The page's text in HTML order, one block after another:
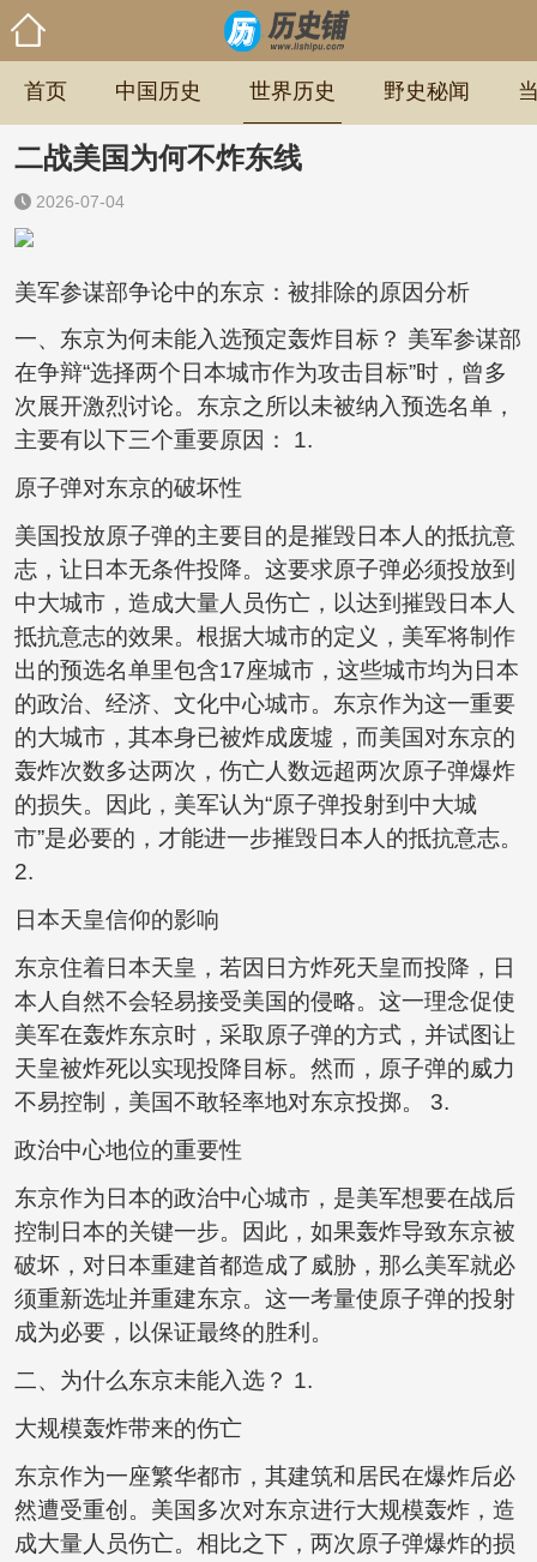
首页 中国历史 世界历史 野史秘闻
二战美国为何不炸东线
2026-07-04
美军参谋部争论中的东京：被排除的原因分析
一、东京为何未能入选预定轰炸目标？ 美军参谋部
在争辩“选择两个日本城市作为攻击目标”时，曾多
次展开激烈讨论。东京之所以未被纳入预选名单，
主要有以下三个重要原因： 1.
原子弹对东京的破坏性
美国投放原子弹的主要目的是摧毁日本人的抵抗意
志，让日本无条件投降。这要求原子弹必须投放到
中大城市，造成大量人员伤亡，以达到摧毁日本人
抵抗意志的效果。根据大城市的定义，美军将制作
出的预选名单里包含17座城市，这些城市均为日本
的政治、经济、文化中心城市。东京作为这一重要
的大城市，其本身已被炸成废墟，而美国对东京的
轰炸次数多达两次，伤亡人数远超两次原子弹爆炸
的损失。因此，美军认为“原子弹投射到中大城
市”是必要的，才能进一步摧毁日本人的抵抗意志。
2.
日本天皇信仰的影响
东京住着日本天皇，若因日方炸死天皇而投降，日
本人自然不会轻易接受美国的侵略。这一理念促使
美军在轰炸东京时，采取原子弹的方式，并试图让
天皇被炸死以实现投降目标。然而，原子弹的威力
不易控制，美国不敢轻率地对东京投掷。 3.
政治中心地位的重要性
东京作为日本的政治中心城市，是美军想要在战后
控制日本的关键一步。因此，如果轰炸导致东京被
破坏，对日本重建首都造成了威胁，那么美军就必
须重新选址并重建东京。这一考量使原子弹的投射
成为必要，以保证最终的胜利。
二、为什么东京未能入选？ 1.
大规模轰炸带来的伤亡
东京作为一座繁华都市，其建筑和居民在爆炸后必
然遭受重创。美国多次对东京进行大规模轰炸，造
成大量人员伤亡。相比之下，两次原子弹爆炸的损